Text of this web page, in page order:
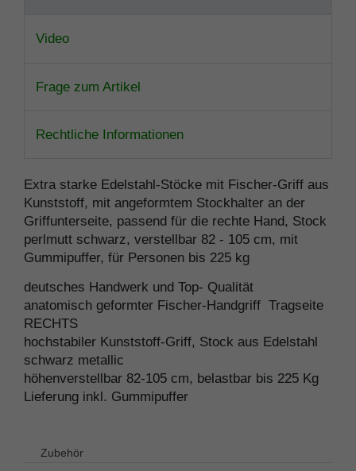
Video
Frage zum Artikel
Rechtliche Informationen
Extra starke Edelstahl-Stöcke mit Fischer-Griff aus
Kunststoff, mit angeformtem Stockhalter an der
Griffunterseite, passend für die rechte Hand, Stock
perlmutt schwarz, verstellbar 82 - 105 cm, mit
Gummipuffer, für Personen bis 225 kg
deutsches Handwerk und Top- Qualität
anatomisch geformter Fischer-Handgriff Tragseite
RECHTS
hochstabiler Kunststoff-Griff, Stock aus Edelstahl
schwarz metallic
höhenverstellbar 82-105 cm, belastbar bis 225 Kg
Lieferung inkl. Gummipuffer
Zubehör